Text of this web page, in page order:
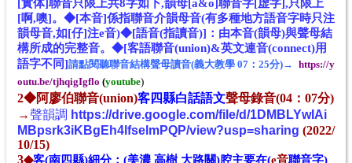
[實体]聯音只限上共8字如下,韻母[a&o]聯音字[虚字],只限 上
[啊,噢]。◆[本音]係指聯音介韻母音(有多種地方語音字時只注
韻母音,如[仔]注e音)◆[語音(指讀音)]：由本音(韻母)與聲母結
構所成的完整音。◆[客語聯音(union)&英文連音(connect)用
語字不同]請點閱聽聯音結構聲母讀音(義大教學 07：25分)→ https://y
outu.be/tjhqigIgflo (youtube)
2◆阿廖伯聯音(union)客四縣白話語文聲母錄音(04：07分)
→聲韻調 https://drive.google.com/file/d/1DMBLYwIAi
MBpsrk3iKBgEh4lfselmPQP/view?usp=sharing (2022/
10/15)
3◆客(南四縣)細分：(美濃 高樹 大路關)腔主要在(e音聯音字)